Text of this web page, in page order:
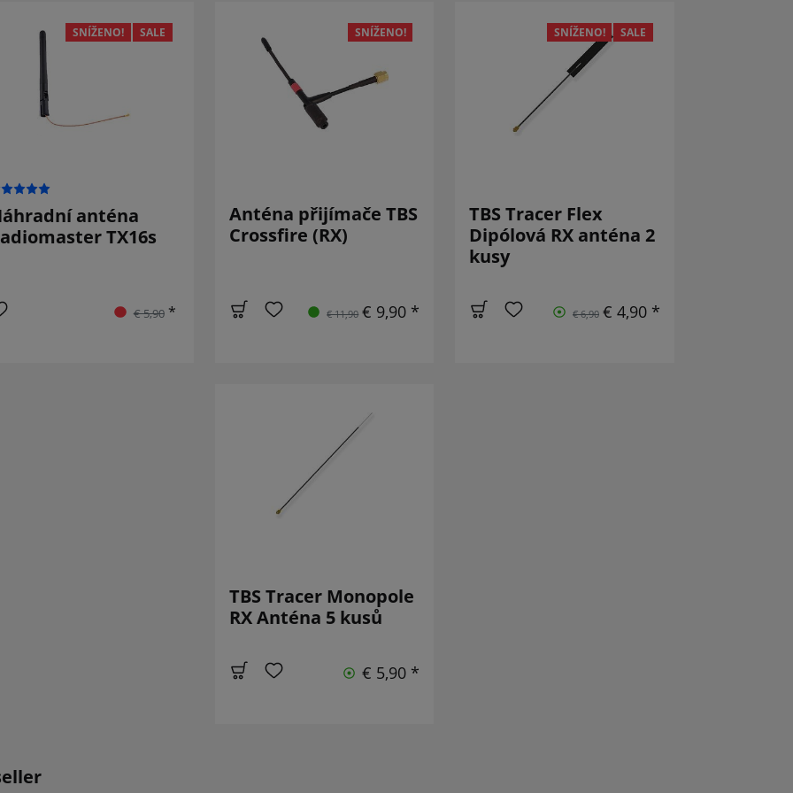
SNÍŽENO! SALE
anténa
TX16s
€ 5,90*
SNÍŽENO!
Anténa přijímače TBS
Crossfire (RX)
€ 11,90 € 9,90 *
SNÍŽENO! SALE
TBS Tracer Flex
Dipólová RX anténa 2
kusy
€ 6,90 € 4,90 *
TBS Tracer Monopole
RX Anténa 5 kusů
€ 5,90 *